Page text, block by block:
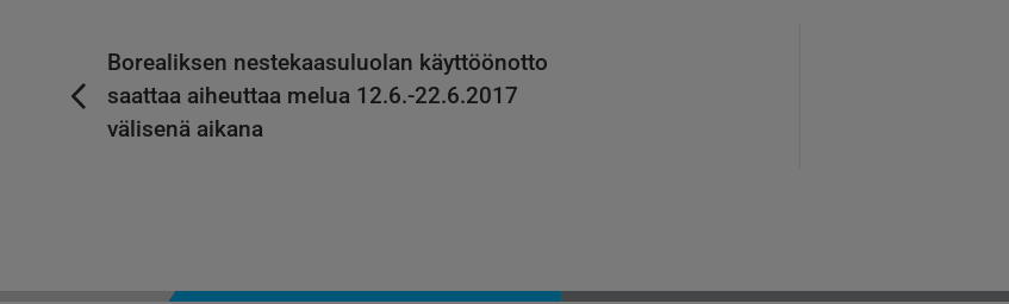
Borealiksen nestekaasuluolan käyttöönotto
saattaa aiheuttaa melua 12.6.-22.6.2017
välisenä aikana